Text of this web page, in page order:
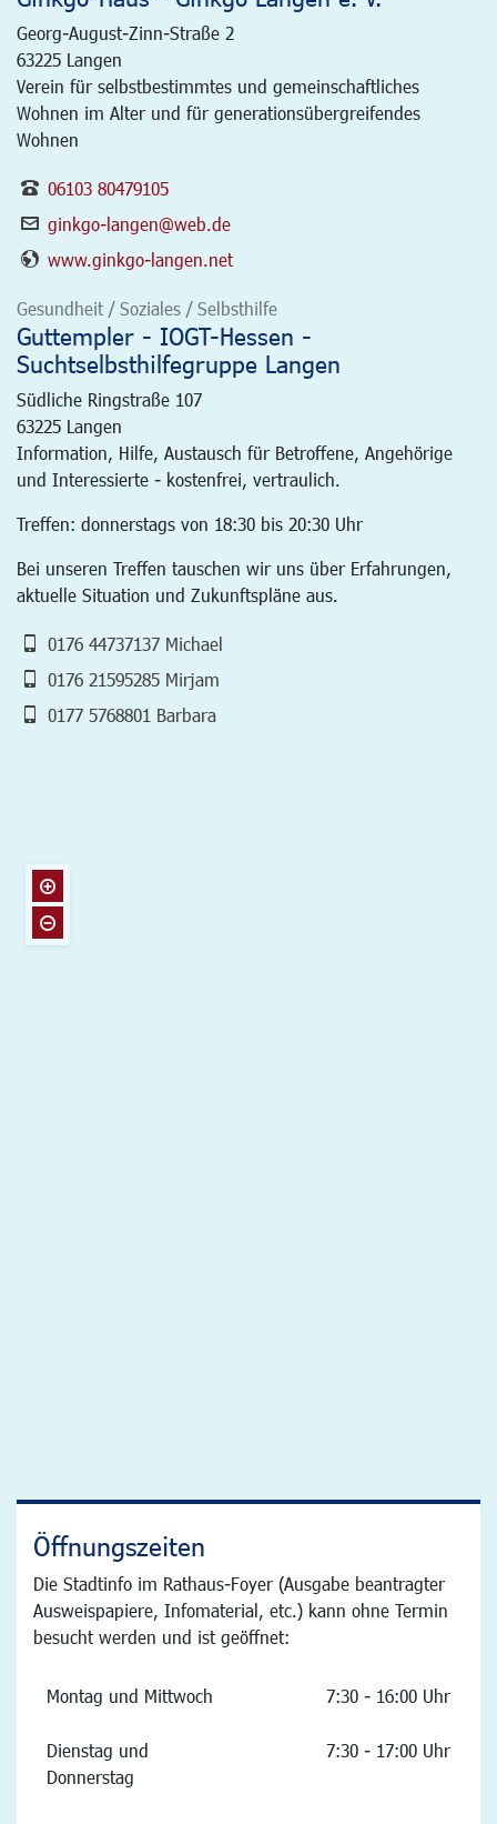
Georg-August-Zinn-Straße 2
63225 Langen
Verein für selbstbestimmtes und gemeinschaftliches
Wohnen im Alter und für generationsübergreifendes
Wohnen
06103 80479105
ginkgo-langen@web.de
www.ginkgo-langen.net
Gesundheit / Soziales / Selbsthilfe
Guttempler - IOGT-Hessen -
Suchtselbsthilfegruppe Langen
Südliche Ringstraße 107
63225 Langen
Information, Hilfe, Austausch für Betroffene, Angehörige
und Interessierte - kostenfrei, vertraulich.
Treffen: donnerstags von 18:30 bis 20:30 Uhr
Bei unseren Treffen tauschen wir uns über Erfahrungen,
aktuelle Situation und Zukunftspläne aus.
0176 44737137 Michael
0176 21595285 Mirjam
0177 5768801 Barbara
Öffnungszeiten
Die Stadtinfo im Rathaus-Foyer (Ausgabe beantragter
Ausweispapiere, Infomaterial, etc.) kann ohne Termin
besucht werden und ist geöffnet:
Montag und Mittwoch 7:30 - 16:00 Uhr
Dienstag und
Donnerstag
7:30 - 17:00 Uhr